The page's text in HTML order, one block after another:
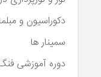
دکوراسیون و
سمینار ها
دوره آموزشی